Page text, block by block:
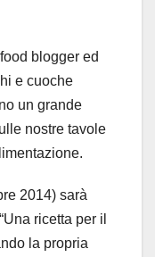
blogger ed
e cuoche
un grande
nostre tavole
2014) sarà
ricetta per il
la propria